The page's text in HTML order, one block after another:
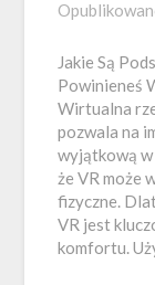
Jakie Są
Powinieneś
Wirtualna
pozwala na
wyjątkową
że VR może
fizyczne.
VR jest
komfortu.